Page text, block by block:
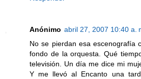
Anónimo abril 27, 2007 10:40 a.
No se pierdan esa escenografía
fondo de la orquesta. Qué
televisión. Un día me dice mi
Y me llevó al Encanto una